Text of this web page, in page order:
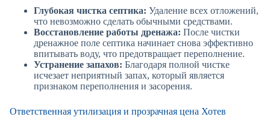
Глубокая чистка септика: Удаление всех отложений,
что невозможно сделать обычными средствами.
Восстановление работы дренажа: После чистки
дренажное поле септика начинает снова эффективно
впитывать воду, что предотвращает переполнение.
Устранение запахов: Благодаря полной чистке
исчезает неприятный запах, который является
признаком переполнения и засорения.
Ответственная утилизация и прозрачная цена Хотев